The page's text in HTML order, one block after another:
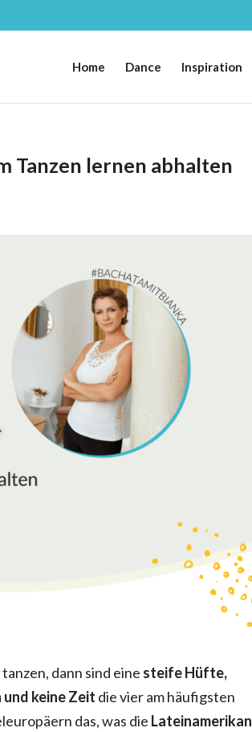
Home Dance Inspiration
Tanzen lernen abhalten
dann sind eine steife Hüfte,
keine Zeit die vier am häufigsten
das, was die